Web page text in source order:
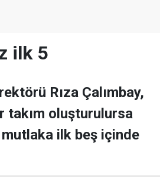
ilk 5
Rıza Çalımbay,
takım oluşturulursa
ilk beş içinde